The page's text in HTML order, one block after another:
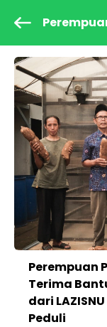
Perempuan
Terima
dari
Peduli